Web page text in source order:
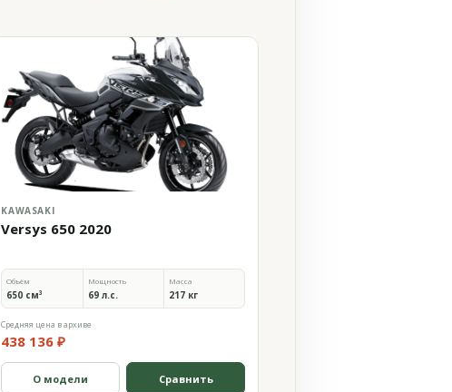
KAWASAKI
Versys 650 2020
Объём
650 см³
Мощность
69 л.с.
Масса
217 кг
Средняя цена в архиве
438 136 ₽
О модели Сравнить